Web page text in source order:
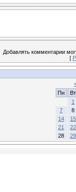
Добавлять комментарии
[
Пн
Вт
1
7
8
14
15
21
22
28
29